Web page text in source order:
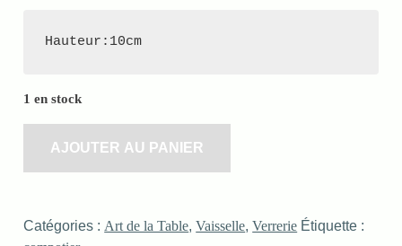
Hauteur:10cm
1 en stock
AJOUTER AU PANIER
Catégories : Art de la Table,Vaisselle,Verrerie Étiquette :